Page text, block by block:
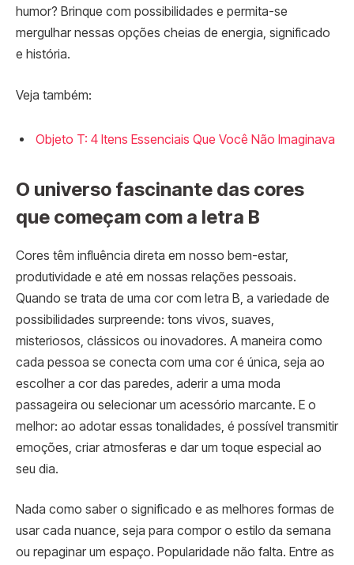
humor? Brinque com possibilidades e permita-se
mergulhar nessas opções cheias de energia, significado
e história.
Veja também:
Objeto T: 4 Itens Essenciais Que Você Não Imaginava
O universo fascinante das cores
que começam com a letra B
Cores têm influência direta em nosso bem-estar,
produtividade e até em nossas relações pessoais.
Quando se trata de uma cor com letra B, a variedade de
possibilidades surpreende: tons vivos, suaves,
misteriosos, clássicos ou inovadores. A maneira como
cada pessoa se conecta com uma cor é única, seja ao
escolher a cor das paredes, aderir a uma moda
passageira ou selecionar um acessório marcante. E o
melhor: ao adotar essas tonalidades, é possível transmitir
emoções, criar atmosferas e dar um toque especial ao
seu dia.
Nada como saber o significado e as melhores formas de
usar cada nuance, seja para compor o estilo da semana
ou repaginar um espaço. Popularidade não falta. Entre as